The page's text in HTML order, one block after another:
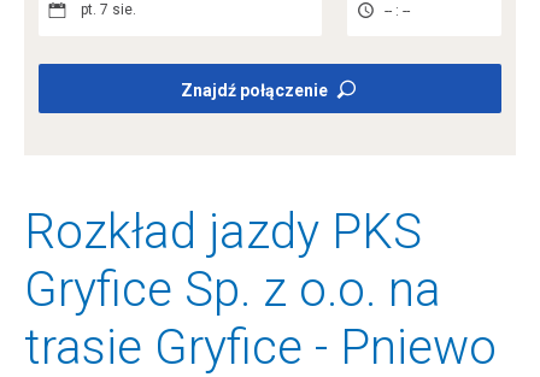
pt. 7 sie. -- : --
Znajdź połączenie
Rozkład jazdy PKS
Gryfice Sp. z o.o. na
trasie Gryfice - Pniewo